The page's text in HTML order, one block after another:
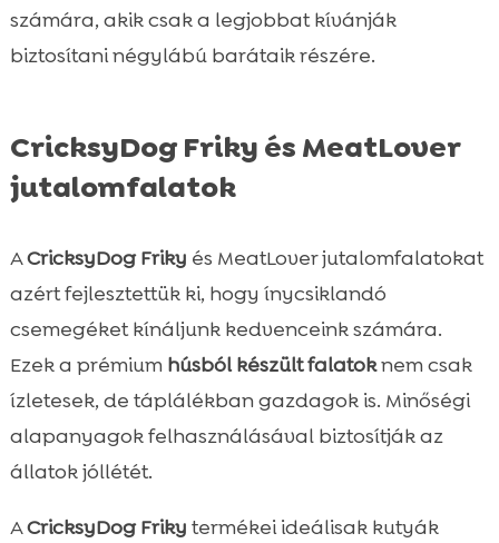
számára, akik csak a legjobbat kívánják
biztosítani négylábú barátaik részére.
CricksyDog Friky és MeatLover
jutalomfalatok
ACricksyDog Friky és MeatLover jutalomfalatokat
azért fejlesztettük ki, hogy ínycsiklandó
csemegéket kínáljunk kedvenceink számára.
Ezek a prémium húsból készült falatoknem csak
ízletesek, de táplálékban gazdagok is. Minőségi
alapanyagok felhasználásával biztosítják az
állatok jóllétét.
ACricksyDog Friky termékei ideálisak kutyák